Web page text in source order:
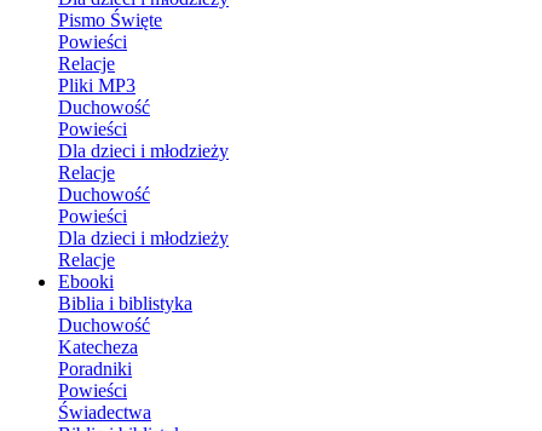
Pismo Święte
Powieści
Relacje
Pliki MP3
Duchowość
Powieści
Dla dzieci i młodzieży
Relacje
Duchowość
Powieści
Dla dzieci i młodzieży
Relacje
Ebooki
Biblia i biblistyka
Duchowość
Katecheza
Poradniki
Powieści
Świadectwa